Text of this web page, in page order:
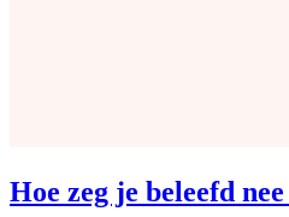
Hoe zeg je beleefd